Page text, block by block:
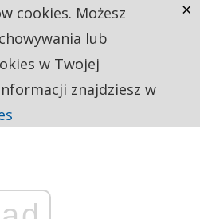
cookies. Możesz
lub
w Twojej
znajdziesz w
×